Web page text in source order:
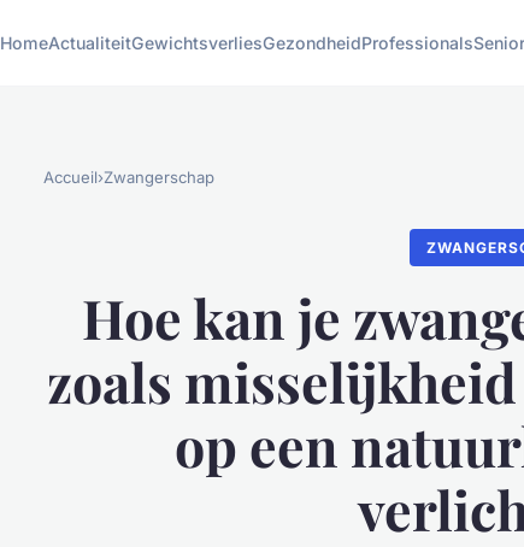
HomeActualiteitGewichtsverliesGezondheidProfessionals
Accueil›Zwangerschap
Hoe kan je
zoals
op een